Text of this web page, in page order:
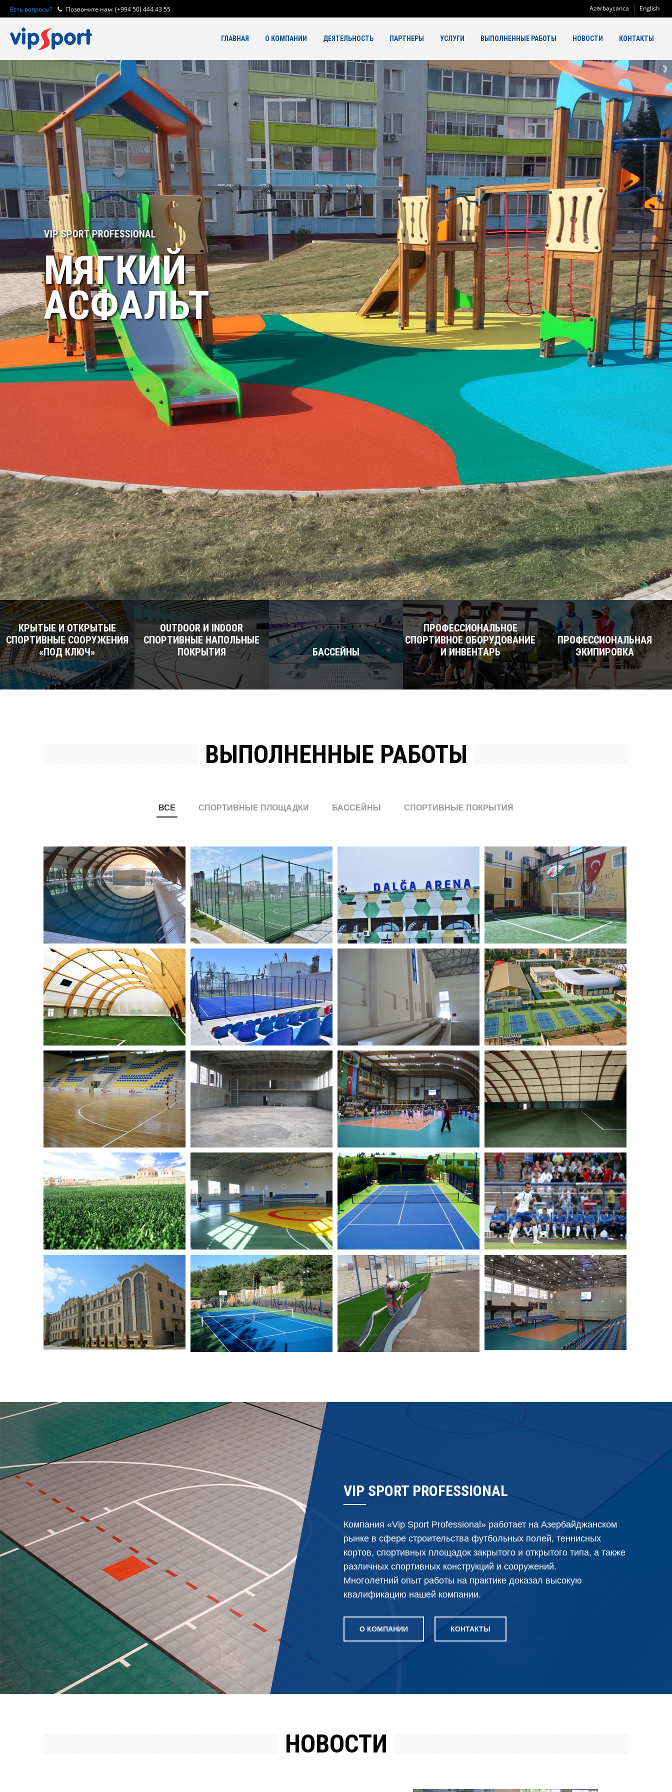
Есть вопросы? Позвоните нам: (+994 50) 444 43 55 Azərbaycanca English
ГЛАВНАЯ О КОМПАНИИ ДЕЯТЕЛЬНОСТЬ ПАРТНЕРЫ УСЛУГИ ВЫПОЛНЕННЫЕ РАБОТЫ НОВОСТИ КОНТАКТЫ
МЯГКИЙ
АСФАЛЬТ
VIP SPORT PROFESSIONAL
КРЫТЫЕ И ОТКРЫТЫЕ
СПОРТИВНЫЕ СООРУЖЕНИЯ
«ПОД КЛЮЧ»
OUTDOOR И INDOOR
СПОРТИВНЫЕ НАПОЛЬНЫЕ
ПОКРЫТИЯ
БАССЕЙНЫ
ПРОФЕССИОНАЛЬНОЕ
СПОРТИВНОЕ ОБОРУДОВАНИЕ
И ИНВЕНТАРЬ
ПРОФЕССИОНАЛЬНАЯ
ЭКИПИРОВКА
ВЫПОЛНЕННЫЕ РАБОТЫ
ВСЕ СПОРТИВНЫЕ ПЛОЩАДКИ БАССЕЙНЫ СПОРТИВНЫЕ ПОКРЫТИЯ
КРЫТЫЙ БАССЕЙН
ДЕРЕВЯННОЙ
КОНСТРУКЦИИ В
ПОСЕЛКЕ "SHAGAN CITY"
Бассейны
СПОРТИВНЫЕ
ПЛОЩАДКИ В ПАРКЕ
“SEVGİ”
Спортивные Площадки
БАКИНСКИЙ ТУРЕЦКИЙ
ЛИЦЕЙ
Спортивные Площадки
ФУТБОЛЬНЫЙ КОМПЛЕКС
ELIT
Спортивные Площадки
ПРИМОРСКИЙ ПАРК
Спортивные Площадки
МНОГОФУНКЦИОНАЛЬНОГО
СПОРТИВНОГО ПАРКЕТА С
АМОРТИЗАЦИЕЙ
Спортивные Покрытия
НОВЫЙ ПРОЕКТ НА
ТЕРРИТОРИИ ТЕННИСНОЙ
АКАДЕМИИ
АЗЕРБАЙДЖАНСКОЙ
РЕСПУБЛИКИ
Спортивные Площадки
УСТАНОВКА СБОРНО-
РАЗБОРНОГО ЩИТОВОГО
ПАРКЕТА В СПОРТИВНОМ
ЗАЛЕ
Спортивные Покрытия
УСТАНОВКА
СПОРТИВНОГО
ДЕРЕВЯННОГО ПОЛА
Спортивные Покрытия
В ПОСЕЛКЕ ДЕРНЕГЮЛЬ
ПОСТРОЕН КРЫТЫЙ
ВОЛЕЙБОЛЬНЫЙ ЗАЛ
Спортивные Площадки
КРЫТОЕ ФУТБОЛЬНОЕ
ПОЛЕ ФК БАКУ
Спортивные Площадки
СТАДИОН И ФУТБОЛЬНОЕ
ПОЛЕ С
ИСКУССТВЕННЫМ
ГАЗОНОМ ДЛЯ FC "BAKU"
Спортивные Площадки
СПОРТИВНЫЙ КОМПЛЕКС
В ПОС. ПИРАЛЛАХИ
Спортивные Площадки
РЕКОНСТРУКЦИЯ
ТЕННИСНОГО КОРТА
Спортивные Площадки
УСТАНОВКА
ОБОРУДОВАНИЯ НА
СТАДИОНЕ ИМ.
Т.БАХРАМОВА
Спортивные Площадки
НОВЫЙ СПОРТИВНЫЙ
КОМПЛЕКС
Спортивные Площадки
ЧАСТНЫЙ КОРТ
Спортивные Площадки
МИНИ-ФУТБОЛЬНОЕ
ПОЛЕ ДЛЯ
СТУДЕНЧЕСКОГО
ОБЩЕЖИТИЯ В ПОСЕЛКЕ
ГЮЗДЕХ
Спортивные Площадки
СДАНА В ЭКСПЛУАТАЦИЮ
УЧЕБНО-
ТРЕНИРОВОЧНАЯ БАЗА
ВОЛЕЙБОЛЬНОГО КЛУБА
"ИГТИСАДЧИ"
Спортивные Площадки
VIP SPORT PROFESSIONAL
Компания «Vip Sport Professional» работает на Азербайджанском
рынке в сфере строительства футбольных полей, теннисных
кортов, спортивных площадок закрытого и открытого типа, а также
различных спортивных конструкций и сооружений.
Многолетний опыт работы на практике доказал высокую
квалификацию нашей компании.
О КОМПАНИИ КОНТАКТЫ
НОВОСТИ